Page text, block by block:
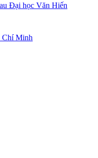
Đại học Văn Hiến
Chí Minh